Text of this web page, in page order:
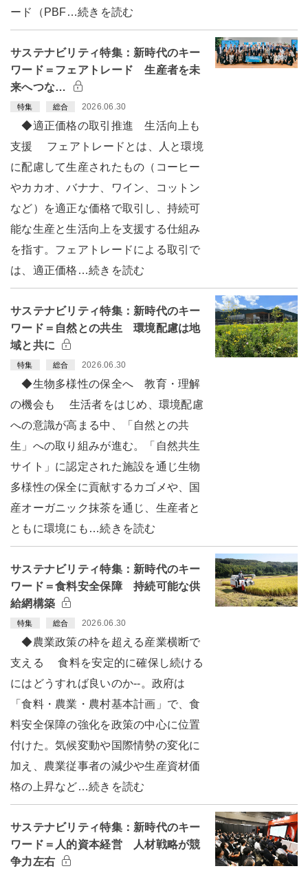
ード（PBF…続きを読む
サステナビリティ特集：新時代のキー
ワード＝フェアトレード 生産者を未
来へつな…
特集 総合 2026.06.30
◆適正価格の取引推進 生活向上も
支援 フェアトレードとは、人と環境
に配慮して生産されたもの（コーヒー
やカカオ、バナナ、ワイン、コットン
など）を適正な価格で取引し、持続可
能な生産と生活向上を支援する仕組み
を指す。フェアトレードによる取引で
は、適正価格…続きを読む
サステナビリティ特集：新時代のキー
ワード＝自然との共生 環境配慮は地
域と共に
特集 総合 2026.06.30
◆生物多様性の保全へ 教育・理解
の機会も 生活者をはじめ、環境配慮
への意識が高まる中、「自然との共
生」への取り組みが進む。「自然共生
サイト」に認定された施設を通じ生物
多様性の保全に貢献するカゴメや、国
産オーガニック抹茶を通じ、生産者と
ともに環境にも…続きを読む
サステナビリティ特集：新時代のキー
ワード＝食料安全保障 持続可能な供
給網構築
特集 総合 2026.06.30
◆農業政策の枠を超える産業横断で
支える 食料を安定的に確保し続ける
にはどうすれば良いのか--。政府は
「食料・農業・農村基本計画」で、食
料安全保障の強化を政策の中心に位置
付けた。気候変動や国際情勢の変化に
加え、農業従事者の減少や生産資材価
格の上昇など…続きを読む
サステナビリティ特集：新時代のキー
ワード＝人的資本経営 人材戦略が競
争力左右